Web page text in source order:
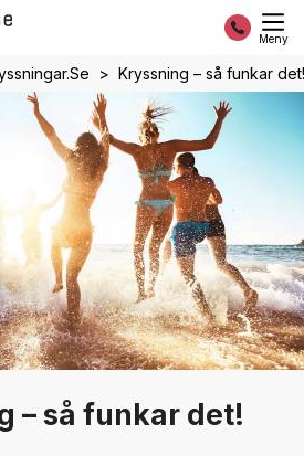
Meny
Kryssning – så funkar det!
– så funkar det!